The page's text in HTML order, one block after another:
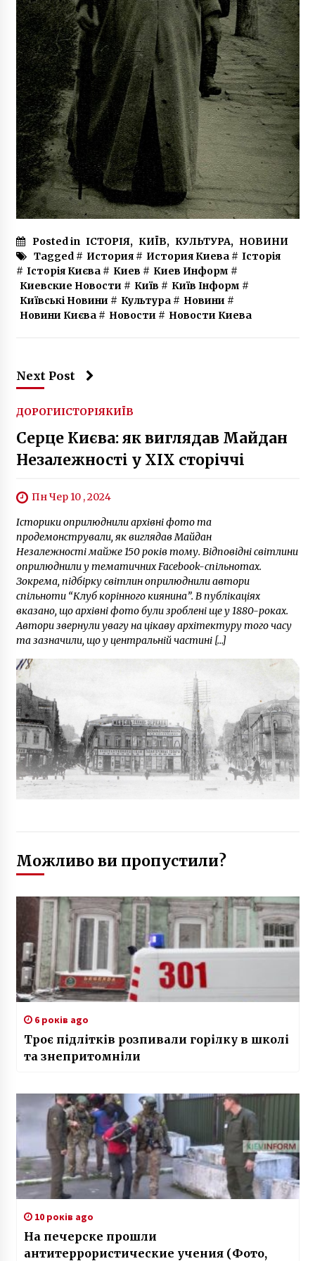
Posted in ІСТОРІЯ, КИЇВ, КУЛЬТУРА, НОВИНИ
Tagged # История# История Киева# Історія
# Історія Києва# Киев # Киев Информ #
Киевские Новости # Київ # Київ Інформ #
Київські Новини # Культура# Новини #
Новини Києва# Новости # Новости Киева
Next Post
ДОРОГИІСТОРІЯКИЇВ
Серце Києва: як виглядав Майдан
Незалежності у ХІХ сторіччі
Пн Чер 10 , 2024
Історики оприлюднили архівні фото та
продемонстрували, як виглядав Майдан
Незалежності майже 150 років тому. Відповідні світлини
оприлюднили у тематичних Facebook-спільнотах.
Зокрема, підбірку світлин оприлюднили автори
спільноти “Клуб корінного киянина”. В публікаціях
вказано, що архівні фото були зроблені ще у 1880-роках.
Автори звернули увагу на цікаву архітектуру того часу
та зазначили, що у центральній частині […]
Можливо ви пропустили?
6 років ago
Троє підлітків розпивали горілку в школі
та знепритомніли
10 років ago
На печерске прошли
антитеррористические учения (Фото,